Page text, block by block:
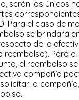
serán los únicos
Para el caso de
se brindará
de la
Para
el reembolso
compañía
la